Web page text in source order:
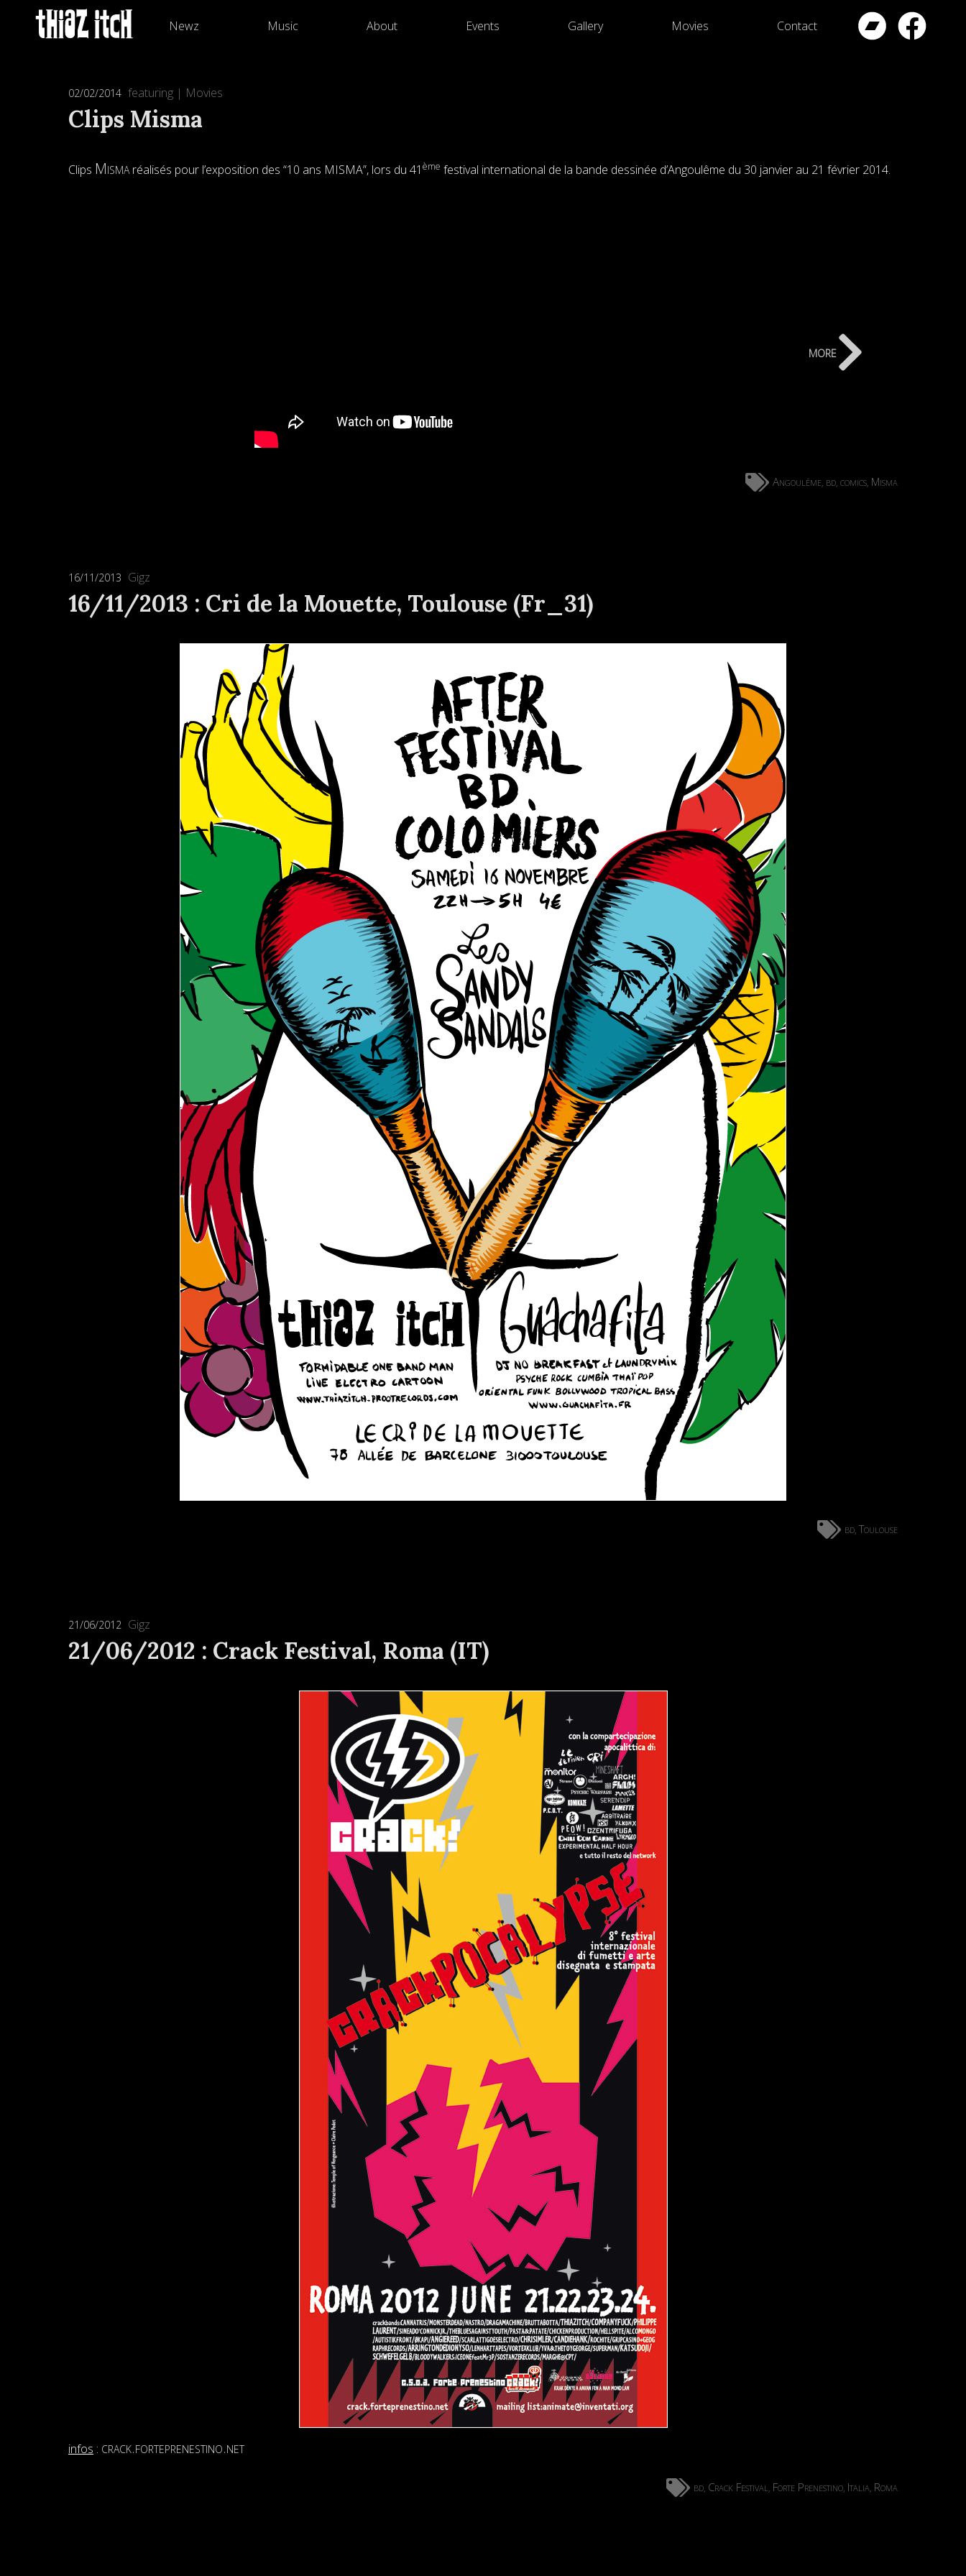
Newz Music About Events Gallery Movies Contact
02/02/2014 featuring | Movies
Clips Misma
Clips Mismaréalisés pour l’exposition des “10 ans MISMA”, lors du 41 ème festival international de la bande dessinée d’Angoulême du 30 janvier au 21 février 2014.
more
Angoulême, bd, comics, Misma
16/11/2013 Gigz
16/11/2013 : Cri de la Mouette, Toulouse (Fr_31)
bd,Toulouse
21/06/2012 Gigz
21/06/2012 : Crack Festival, Roma (IT)
infos : crack.forteprenestino.net
bd, Crack Festival, Forte Prenestino, Italia, Roma